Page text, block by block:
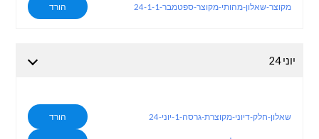
מקוצר-שאלון-מהותי-מקוצר-ספטמבר-24-1-1 הורד
יוני 24
שאלון-חלק-דיוני-מקוצרת-גרסה-1-יוני-24 הורד